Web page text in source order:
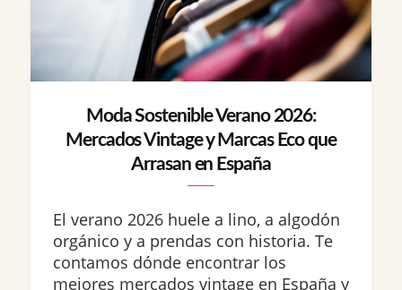
Moda Sostenible Verano 2026:
Mercados Vintage y Marcas Eco que
Arrasan en España
El verano 2026 huele a lino, a algodón
orgánico y a prendas con historia. Te
contamos dónde encontrar los
mejores mercados vintage en España y